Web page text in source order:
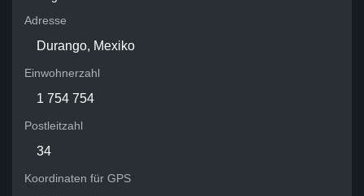
Adresse
Durango, Mexiko
Einwohnerzahl
1 754 754
Postleitzahl
34
Koordinaten für GPS